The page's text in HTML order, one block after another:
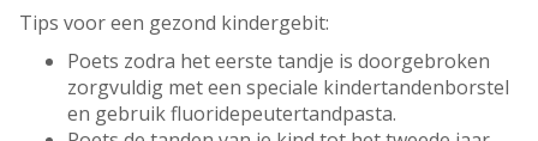
Tips voor een gezond kindergebit:
Poets zodra het eerste tandje is doorgebroken
zorgvuldig met een speciale kindertandenborstel
en gebruik fluoridepeutertandpasta.